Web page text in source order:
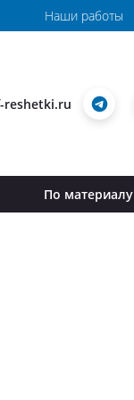
Наши работы
reshetki.ru
лестниц
По материалу